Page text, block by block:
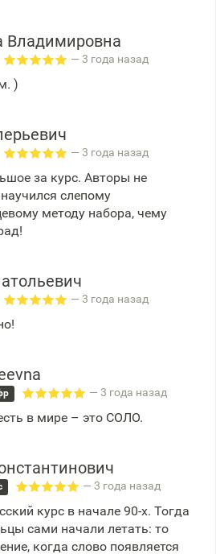
Владимировна
— 3 года назад
)
— 3 года назад
за курс. Авторы не
слепому
методу набора, чему
— 3 года назад
— 3 года назад
в мире – это СОЛО.
— 3 года назад
курс в начале 90-х. Тогда
сами начали летать: то
когда слово появляется